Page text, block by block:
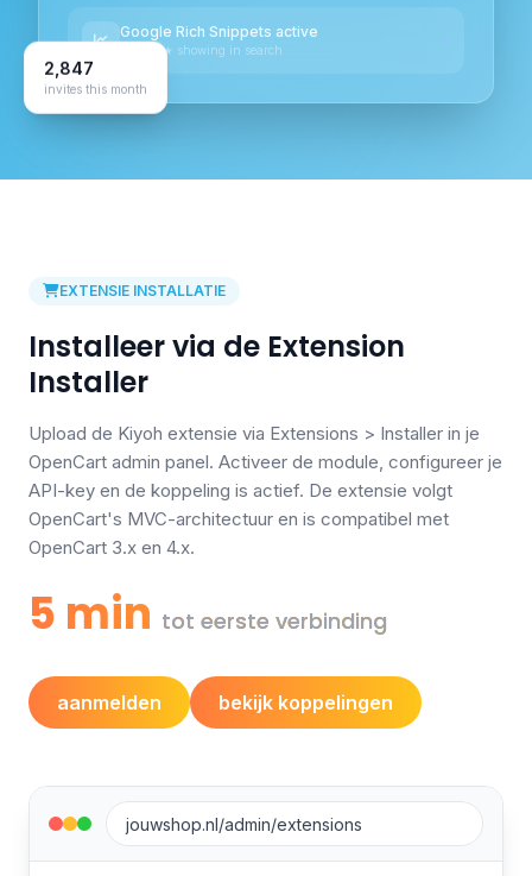
Google Rich Snippets active
★★★★★ showing in search
2,847
invites this month
EXTENSIE INSTALLATIE
Installeer via de Extension
Installer
Upload de Kiyoh extensie via Extensions > Installer in je
OpenCart admin panel. Activeer de module, configureer je
API-key en de koppeling is actief. De extensie volgt
OpenCart's MVC-architectuur en is compatibel met
OpenCart 3.x en 4.x.
5 min tot eerste verbinding
aanmelden bekijk koppelingen
jouwshop.nl/admin/extensions